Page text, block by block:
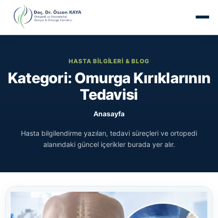
HASTA BILGILERI & BLOG
Kategori: Omurga Kırıklarının
Tedavisi
Anasayfa
Hasta bilgilendirme yazıları, tedavi süreçleri ve ortopedi
alanındaki güncel içerikler burada yer alır.